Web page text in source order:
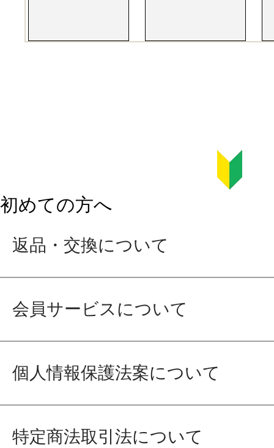
初めての方へ
返品・交換について
会員サービスについて
個人情報保護法案について
特定商法取引法について